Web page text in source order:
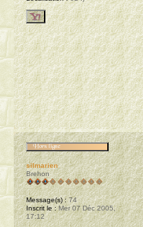
silmarien
Brehon
Message(s) :74
Inscrit le :Mer 07 Déc 2005,
17:12